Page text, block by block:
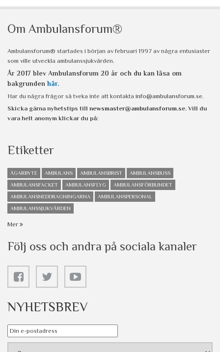
Om Ambulansforum®
Ambulansforum® startades i början av februari 1997 av några entusiaster
som ville utveckla ambulanssjukvården.
År 2017 blev Ambulansforum 20 år och du kan läsa om
bakgrunden här.
Har du några frågor så tveka inte att kontakta info@ambulansforum.se.
Skicka gärna nyhetstips till newsmaster@ambulansforum.se. Vill du
vara helt anonym klickar du på:
Etiketter
ÄGARBYTE AMBULANS AMBULANSBRIST
AMBULANSBUSS
AMBULANSFACKET
AMBULANSFLYG
AMBULANSFÖRBUNDET
AMBULANSNEDDRAGNINGARNA
AMBULANSPERSONAL
AMBULANSSJUKVÅRDEN
Mer
Följ oss och andra på sociala kanaler
NYHETSBREV